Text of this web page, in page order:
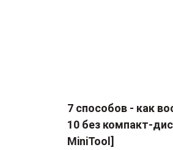
7 способов - как
10 без компакт-
MiniTool]